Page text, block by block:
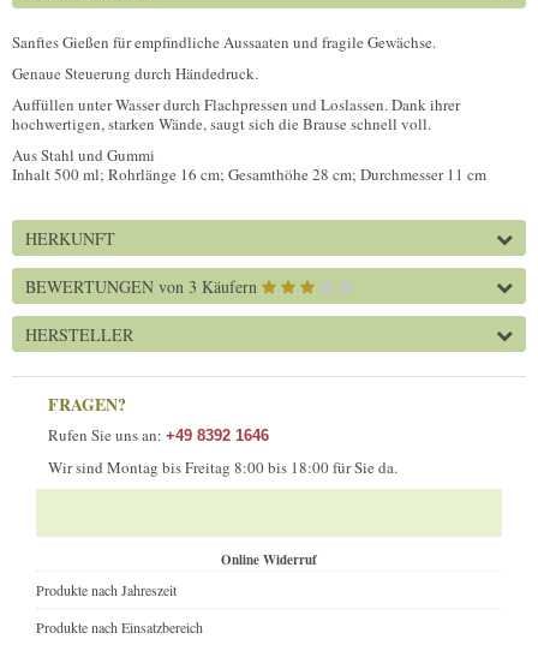
Sanftes Gießen für empfindliche Aussaaten und fragile Gewächse.
Genaue Steuerung durch Händedruck.
Auffüllen unter Wasser durch Flachpressen und Loslassen. Dank ihrer
hochwertigen, starken Wände, saugt sich die Brause schnell voll.
Aus Stahl und Gummi
Inhalt 500 ml; Rohrlänge 16 cm; Gesamthöhe 28 cm; Durchmesser 11 cm
HERKUNFT
BEWERTUNGEN von 3 Käufern
HERSTELLER
FRAGEN?
Rufen Sie uns an: +49 8392 1646
Wir sind Montag bis Freitag 8:00 bis 18:00 für Sie da.
Online Widerruf
Produkte nach Jahreszeit
Produkte nach Einsatzbereich